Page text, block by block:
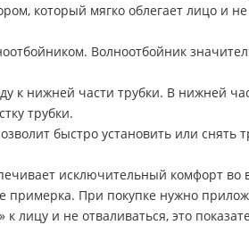
который мягко облегает лицо и
Волноотбойник
нижней части трубки. В нижней
трубки.
быстро установить или снять
исключительный комфорт во
При покупке нужно
лицу и не отваливаться, это